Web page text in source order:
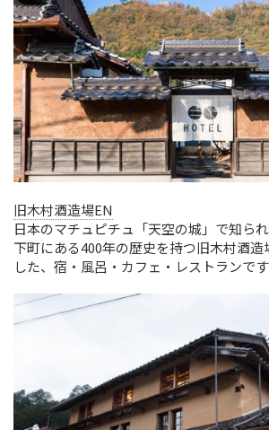
旧木村酒造場EN
日本のマチュピチュ「天空の城」で知ら
下町にある400年の歴史を持つ旧木村酒
した、宿・風呂・カフェ・レストランです